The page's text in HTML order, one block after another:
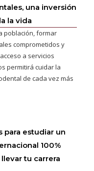
una inversión
la vida
población, formar
comprometidos y
a servicios
permitirá cuidar la
de cada vez más
para estudiar un
100%
tu carrera